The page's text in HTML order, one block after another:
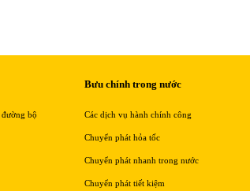
bộ
Bưu chính trong nước
Các dịch vụ hành chính công
Chuyển phát hỏa tốc
Chuyển phát nhanh trong nước
Chuyển phát tiết kiệm